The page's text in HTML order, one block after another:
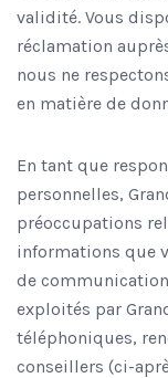
validité. Vous
réclamation
nous ne
en matière de
En tant que
personnelles,
préoccupations
informations que
de
exploités par
téléphoniques,
conseillers (ci-